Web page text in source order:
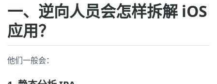
一、逆向人员会怎样拆解 iOS
应用？
他们一般会：